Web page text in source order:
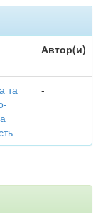
Автор(и)
та
-